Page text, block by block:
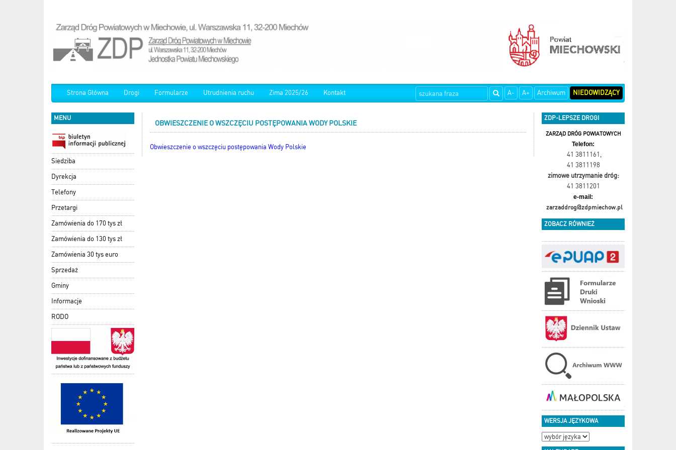
Strona Główna Drogi Formularze Utrudnienia ruchu Zima 2025/26 Kontakt A- A+ Archiwum NIEDOWIDZĄCY
MENU
Siedziba
Dyrekcja
Telefony
Przetargi
Zamówienia do 170 tys zł
Zamówienia do 130 tys zł
Zamówienia 30 tys euro
Sprzedaż
Gminy
Informacje
RODO
OBWIESZCZENIE O WSZCZĘCIU POSTĘPOWANIA WODY POLSKIE
Obwieszczenie o wszczęciu postępowania Wody Polskie
ZDP-LEPSZE DROGI
ZARZĄD DRÓG POWIATOWYCH
Telefon:
41 3811161
41 3811198
zimowe utrzymanie dróg:
41 3811201
e-mail:
zarzaddrog@zdpmiechow.pl
ZOBACZ RÓWNIEŻ
WERSJA JĘZYKOWA